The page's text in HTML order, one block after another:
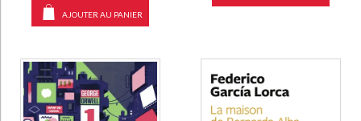
AJOUTER AU PANIER